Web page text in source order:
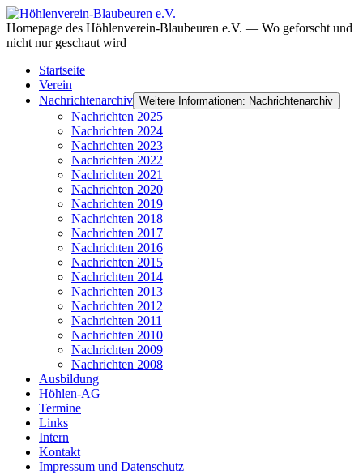
Homepage des Höhlenverein-Blaubeuren e.V. — Wo geforscht und
nicht nur geschaut wird
Startseite
Verein
Nachrichtenarchiv Weitere Informationen: Nachrichtenarchiv
Nachrichten 2025
Nachrichten 2024
Nachrichten 2023
Nachrichten 2022
Nachrichten 2021
Nachrichten 2020
Nachrichten 2019
Nachrichten 2018
Nachrichten 2017
Nachrichten 2016
Nachrichten 2015
Nachrichten 2014
Nachrichten 2013
Nachrichten 2012
Nachrichten 2011
Nachrichten 2010
Nachrichten 2009
Nachrichten 2008
Ausbildung
Höhlen-AG
Termine
Links
Intern
Kontakt
Impressum und Datenschutz